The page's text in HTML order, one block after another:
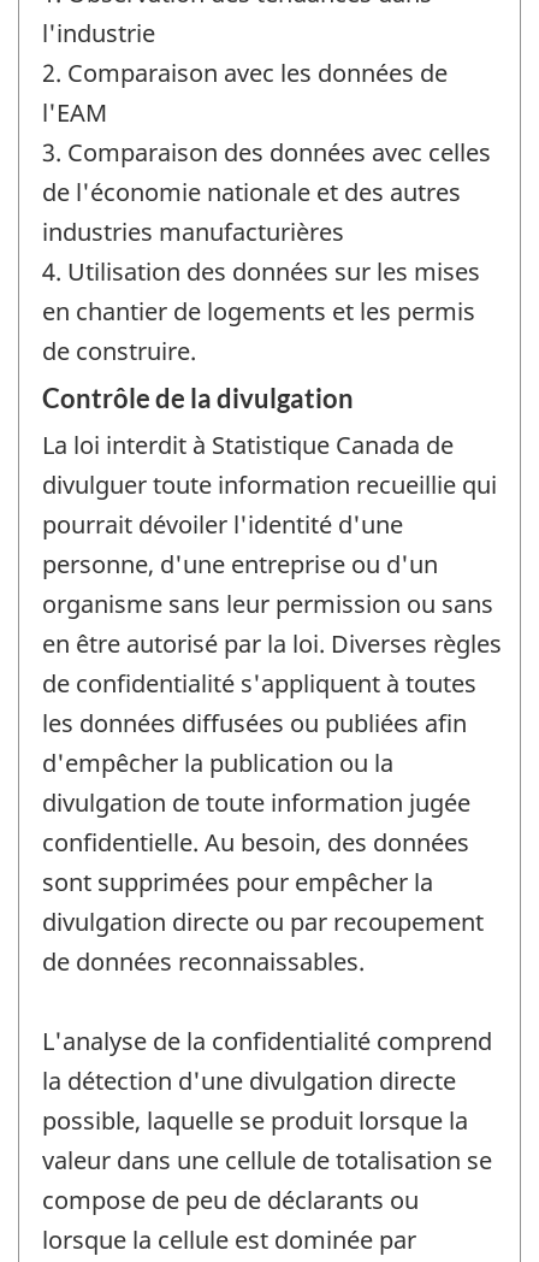
l'industrie
2. Comparaison avec les données de
l'EAM
3. Comparaison des données avec celles
de l'économie nationale et des autres
industries manufacturières
4. Utilisation des données sur les mises
en chantier de logements et les permis
de construire.
Contrôle de la divulgation
La loi interdit à Statistique Canada de
divulguer toute information recueillie qui
pourrait dévoiler l'identité d'une
personne, d'une entreprise ou d'un
organisme sans leur permission ou sans
en être autorisé par la loi. Diverses règles
de confidentialité s'appliquent à toutes
les données diffusées ou publiées afin
d'empêcher la publication ou la
divulgation de toute information jugée
confidentielle. Au besoin, des données
sont supprimées pour empêcher la
divulgation directe ou par recoupement
de données reconnaissables.
L'analyse de la confidentialité comprend
la détection d'une divulgation directe
possible, laquelle se produit lorsque la
valeur dans une cellule de totalisation se
compose de peu de déclarants ou
lorsque la cellule est dominée par